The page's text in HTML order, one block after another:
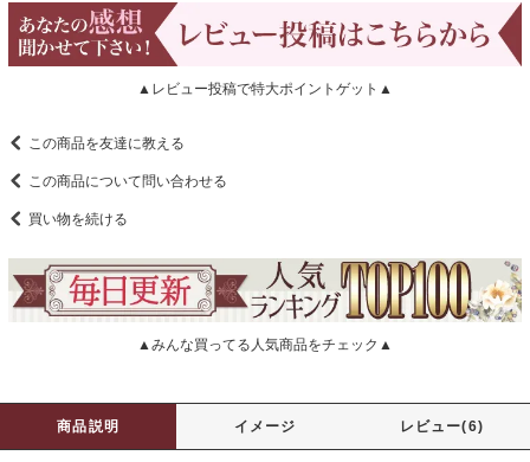
▲レビュー投稿で特大ポイントゲット▲
この商品を友達に教える
この商品について問い合わせる
買い物を続ける
▲みんな買ってる人気商品をチェック▲
商品説明 イメージ レビュー(6)